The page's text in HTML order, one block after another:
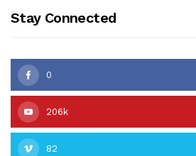
Stay Connected
0
206k
82